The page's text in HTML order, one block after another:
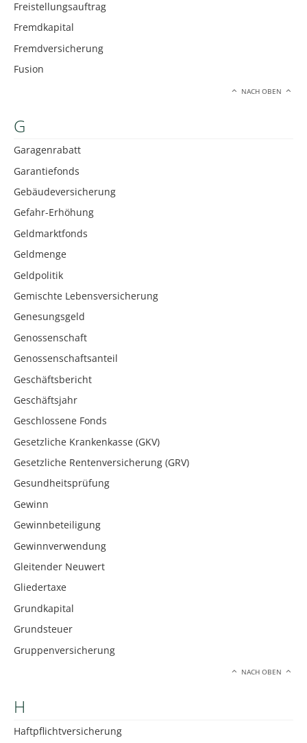
Freistellungsauftrag
Fremdkapital
Fremdversicherung
Fusion
NACH OBEN
G
Garagenrabatt
Garantiefonds
Gebäudeversicherung
Gefahr-Erhöhung
Geldmarktfonds
Geldmenge
Geldpolitik
Gemischte Lebensversicherung
Genesungsgeld
Genossenschaft
Genossenschaftsanteil
Geschäftsbericht
Geschäftsjahr
Geschlossene Fonds
Gesetzliche Krankenkasse (GKV)
Gesetzliche Rentenversicherung (GRV)
Gesundheitsprüfung
Gewinn
Gewinnbeteiligung
Gewinnverwendung
Gleitender Neuwert
Gliedertaxe
Grundkapital
Grundsteuer
Gruppenversicherung
NACH OBEN
H
Haftpflichtversicherung